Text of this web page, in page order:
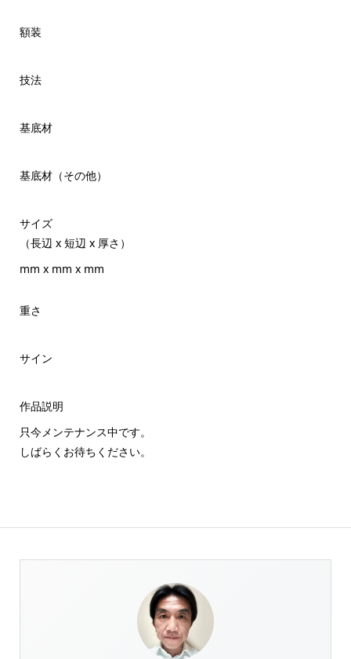
額装
技法
基底材
基底材（その他）
サイズ
（長辺 x 短辺 x 厚さ）
mm x mm x mm
重さ
サイン
作品説明
只今メンテナンス中です。
しばらくお待ちください。